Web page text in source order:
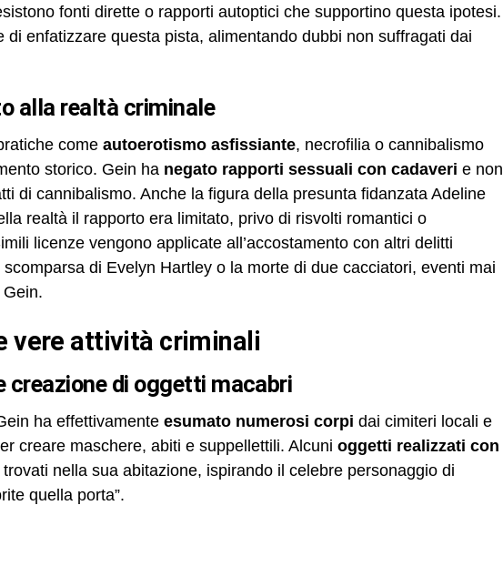
fonti dirette o rapporti autoptici che supportino questa ipotesi.
di enfatizzare questa pista, alimentando dubbi non suffragati dai
alla realtà criminale
come autoerotismo asfissiante, necrofilia o cannibalismo
storico. Gein ha negato rapporti sessuali con cadaveri e non
di cannibalismo. Anche la figura della presunta fidanzata Adeline
realtà il rapporto era limitato, privo di risvolti romantici o
licenze vengono applicate all’accostamento con altri delitti
di Evelyn Hartley o la morte di due cacciatori, eventi mai
vere attività criminali
creazione di oggetti macabri
ha effettivamente esumato numerosi corpi dai cimiteri locali e
creare maschere, abiti e suppellettili. Alcuni oggetti realizzati con
nella sua abitazione, ispirando il celebre personaggio di
quella porta”.